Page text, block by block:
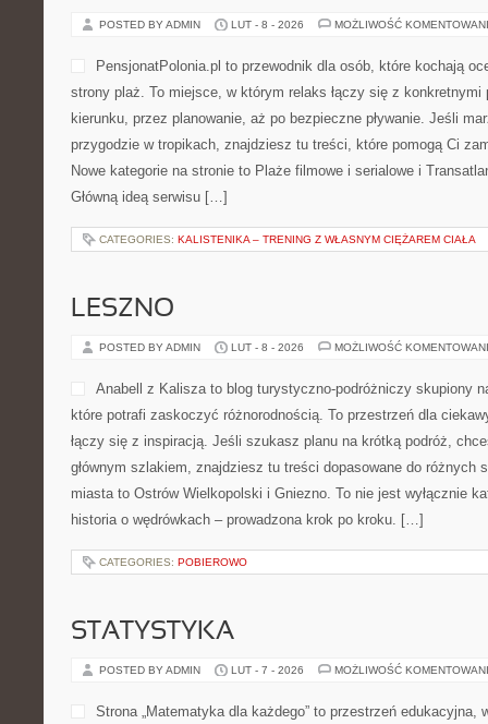
POSTED BY ADMIN LUT - 8 - 2026 MOŻLIWOŚĆ
PensjonatPolonia.pl to przewodnik dla osób, które kochają
strony plaż. To miejsce, w którym relaks łączy się z konkretnymi
kierunku, przez planowanie, aż po bezpieczne pływanie. Jeśli
przygodzie w tropikach, znajdziesz tu treści, które pomogą Ci
Nowe kategorie na stronie to Plaże filmowe i serialowe i
Główną ideą serwisu […]
CATEGORIES: KALISTENIKA – TRENING Z WŁASNYM CIĘŻAREM CIAŁA
LESZNO
POSTED BY ADMIN LUT - 8 - 2026 MOŻLIWOŚĆ
Anabell z Kalisza to blog turystyczno-podróżniczy skupiony
które potrafi zaskoczyć różnorodnością. To przestrzeń dla
łączy się z inspiracją. Jeśli szukasz planu na krótką podróż,
głównym szlakiem, znajdziesz tu treści dopasowane do różnych
miasta to Ostrów Wielkopolski i Gniezno. To nie jest wyłącznie
historia o wędrówkach – prowadzona krok po kroku. […]
CATEGORIES: POBIEROWO
STATYSTYKA
POSTED BY ADMIN LUT - 7 - 2026 MOŻLIWOŚĆ
Strona „Matematyka dla każdego” to przestrzeń edukacyjna,